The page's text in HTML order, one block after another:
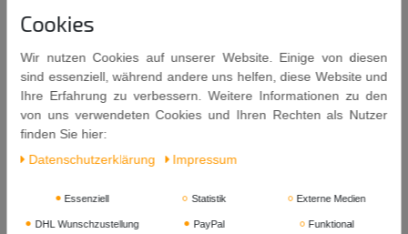
Zucker, Geschmacksverstärker: E621, Konservierungsstoff:
Geschmacksverstärker: E631, E627, Konservierungsstoff: E211.
Allergene: Soja, Weizen.
Inhalt: 250ml
Mindestens Haltbar bis: 01. 12. 2028
Hinweis:Produktdesign kann vom Artikelbild geringfügig
Cookies
Wir nutzen Cookies auf unserer Website. Einige von diesen
sind essenziell, während andere uns helfen, diese Website und
Ihre Erfahrung zu verbessern. Weitere Informationen zu den
von uns verwendeten Cookies und Ihren Rechten als Nutzer
finden Sie hier:
Daten­schutz­erklärung
Impressum
Essenziell Statistik Externe Medien
DHL Wunschzustellung PayPal Funktional